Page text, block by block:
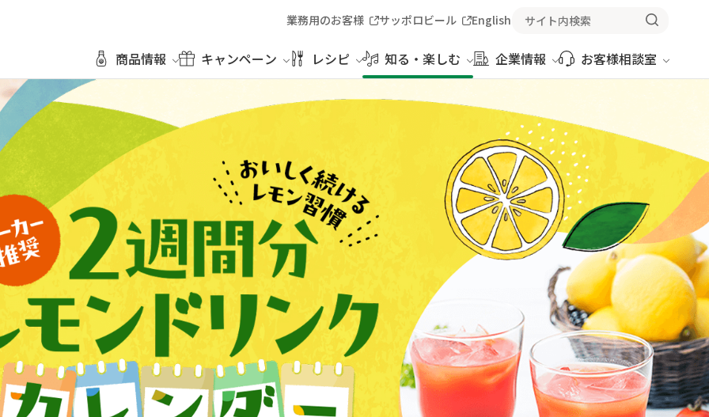
商品情報 キャンペーン レシピ 知る・楽しむ 企業情報 お客様相談室
業務用のお客様 サッポロビール English